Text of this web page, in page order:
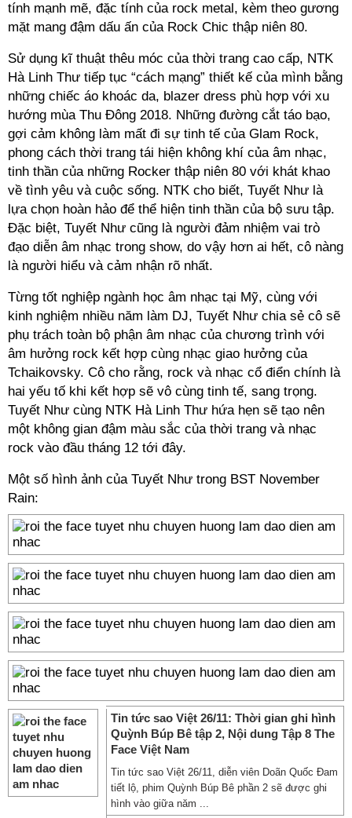
tính mạnh mẽ, đặc tính của rock metal, kèm theo gương
mặt mang đậm dấu ấn của Rock Chic thập niên 80.
Sử dụng kĩ thuật thêu móc của thời trang cao cấp, NTK
Hà Linh Thư tiếp tục “cách mạng” thiết kế của mình bằng
những chiếc áo khoác da, blazer dress phù hợp với xu
hướng mùa Thu Đông 2018. Những đường cắt táo bạo,
gợi cảm không làm mất đi sự tinh tế của Glam Rock,
phong cách thời trang tái hiện không khí của âm nhạc,
tinh thần của những Rocker thập niên 80 với khát khao
về tình yêu và cuộc sống. NTK cho biết, Tuyết Như là
lựa chọn hoàn hảo để thể hiện tinh thần của bộ sưu tập.
Đặc biệt, Tuyết Như cũng là người đảm nhiệm vai trò
đạo diễn âm nhạc trong show, do vậy hơn ai hết, cô nàng
là người hiểu và cảm nhận rõ nhất.
Từng tốt nghiệp ngành học âm nhạc tại Mỹ, cùng với
kinh nghiệm nhiều năm làm DJ, Tuyết Như chia sẻ cô sẽ
phụ trách toàn bộ phận âm nhạc của chương trình với
âm hưởng rock kết hợp cùng nhạc giao hưởng của
Tchaikovsky. Cô cho rằng, rock và nhạc cổ điển chính là
hai yếu tố khi kết hợp sẽ vô cùng tinh tế, sang trọng.
Tuyết Như cùng NTK Hà Linh Thư hứa hẹn sẽ tạo nên
một không gian đậm màu sắc của thời trang và nhạc
rock vào đầu tháng 12 tới đây.
Một số hình ảnh của Tuyết Như trong BST November
Rain:
Tin tức sao Việt 26/11: Thời gian ghi hình
Quỳnh Búp Bê tập 2, Nội dung Tập 8 The
Face Việt Nam
Tin tức sao Việt 26/11, diễn viên Doãn Quốc Đam
tiết lộ, phim Quỳnh Búp Bê phần 2 sẽ được ghi
hình vào giữa năm ...